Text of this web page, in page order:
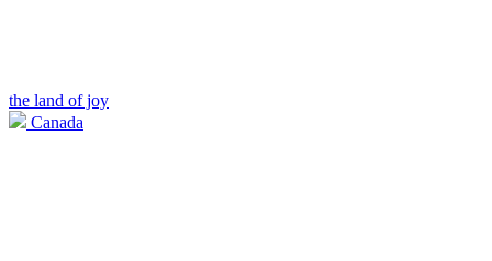
the land of joy
Canada